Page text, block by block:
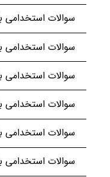
سوالات استخدامی
سوالات
سوالات استخدامی
سوالات استخدامی
سوالات
سوالات استخدامی